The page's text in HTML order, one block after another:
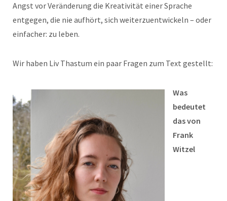
Angst vor Veränderung die Kreativität einer Sprache
entgegen, die nie aufhört, sich weiterzuentwickeln – oder
einfacher: zu leben.
Wir haben Liv Thastum ein paar Fragen zum Text gestellt:
Was
bedeutet
das von
Frank
Witzel